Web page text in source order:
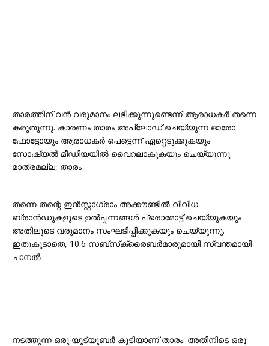
താരത്തിന് വൻ വരുമാനം ലഭിക്കുന്നുണ്ടെന്ന് ആരാധകർ തന്നെ
കരുതുന്നു. കാരണം താരം അപ്‌ലോഡ് ചെയ്യുന്ന ഓരോ
ഫോട്ടോയും ആരാധകർ പെട്ടെന്ന് ഏറ്റെടുക്കുകയും
സോഷ്യൽ മീഡിയയിൽ വൈറലാകുകയും ചെയ്യുന്നു.
മാത്രമല്ല, താരം
തന്നെ തന്റെ ഇൻസ്റ്റാഗ്രാം അക്കൗണ്ടിൽ വിവിധ
ബ്രാൻഡുകളുടെ ഉൽപ്പന്നങ്ങൾ പ്രൊമോട്ട് ചെയ്യുകയും
അതിലൂടെ വരുമാനം സംഘടിപ്പിക്കുകയും ചെയ്യുന്നു.
ഇതുകൂടാതെ, 10.6 സബ്‌സ്‌ക്രൈബർമാരുമായി സ്വന്തമായി
ചാനൽ
നടത്തുന്ന ഒരു യൂട്യൂബർ കൂടിയാണ് താരം. അതിനിടെ ഒരു